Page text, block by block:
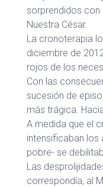
sorprendidos con
Nuestra César.
La cronoterapia
diciembre de
rojos de los
Con las
sucesión de
más trágica.
A medida que el
intensificaban los
pobre- se
Las
correspondía, al